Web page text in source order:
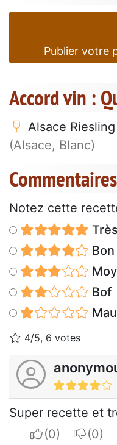
Publier votre
Accord vin :
Alsace
(Alsace, Blanc)
Commentaires
Notez cette
Bon
Bof
4/5, 6 votes
Super recette et
I apreciate
I do